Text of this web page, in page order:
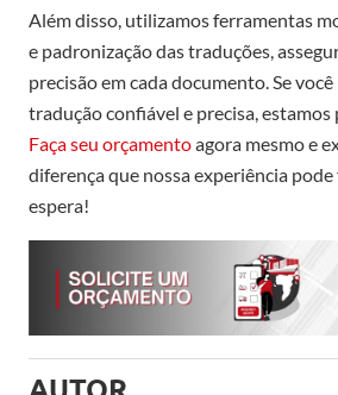
Além disso, utilizamos ferramentas
e padronização das traduções,
precisão em cada documento. Se
tradução confiável e precisa,
Faça seu orçamentoagora mesmo e
diferença que nossa experiência pode
espera!